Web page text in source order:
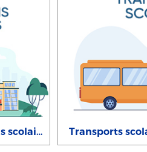
Ecoles et inscriptions scolaires Transports